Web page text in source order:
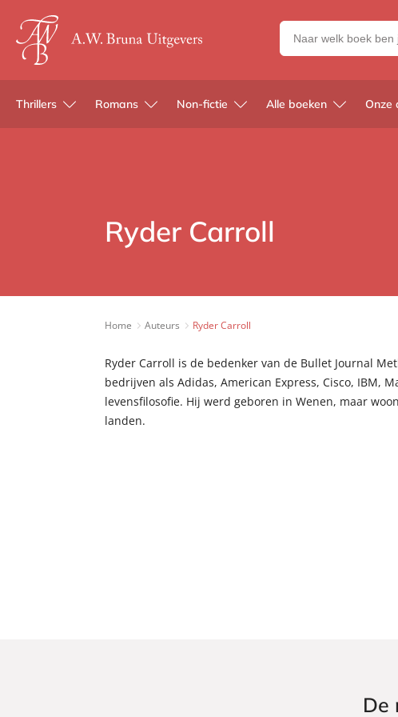
Zoeken
naar
en
uitgevers
Thrillers Romans Non-fictie Alle boeken Onze
Ryder Carroll
Home Auteurs Ryder Carroll
Ryder Carroll is de bedenker van de Bullet Journal
bedrijven als Adidas, American Express, Cisco, IBM,
levensfilosofie. Hij werd geboren in Wenen, maar
landen.
De